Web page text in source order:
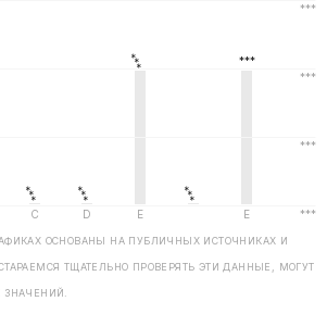
ОСНОВАНЫ НА ПУБЛИЧНЫХ ИСТОЧНИКАХ И
ТЩАТЕЛЬНО ПРОВЕРЯТЬ ЭТИ ДАННЫЕ, МОГУТ
ЗНАЧЕНИЙ.